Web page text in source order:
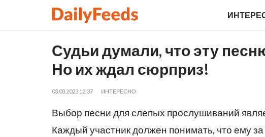
Судьи думали, что эту
Но их ждал сюрприз!
03.03.2023 12:37 ИНТЕРЕСНО
Выбор песни для слепых прослушиваний
Каждый участник должен понимать, что ему